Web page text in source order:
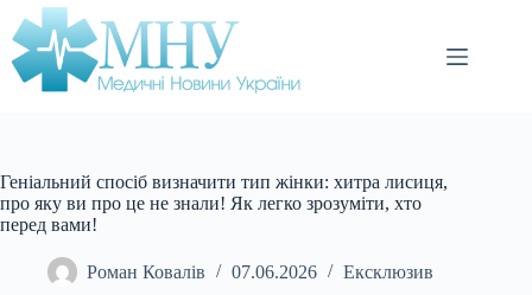
Перейти
до
вмісту
Геніальний спосіб визначити тип жінки: хитра лисиця,
про яку ви про це не знали! Як легко зрозуміти, хто
перед вами!
Роман Ковалів 07.06.2026 Ексклюзив